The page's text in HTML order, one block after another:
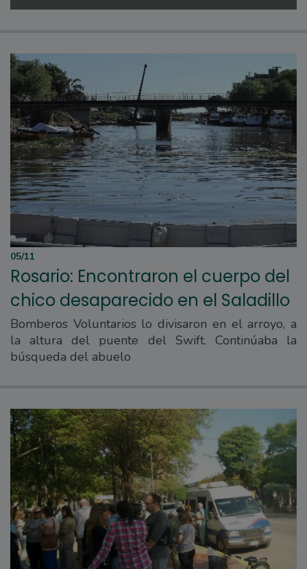
05/11
Rosario: Encontraron el cuerpo del
chico desaparecido en el Saladillo
Bomberos Voluntarios lo divisaron en el arroyo, a
la altura del puente del Swift. Continúaba la
búsqueda del abuelo